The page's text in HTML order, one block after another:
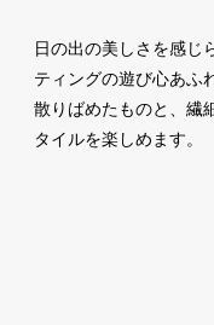
日の出の美しさを感じ
ティングの遊び心あふ
散りばめたものと、繊
タイルを楽しめます。